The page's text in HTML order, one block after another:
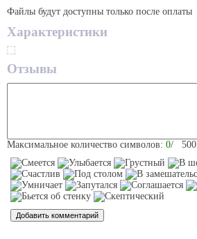
Файлы будут доступны только после оплаты
Характеристики
Отзывы
Максимальное количество символов: 0/ 500